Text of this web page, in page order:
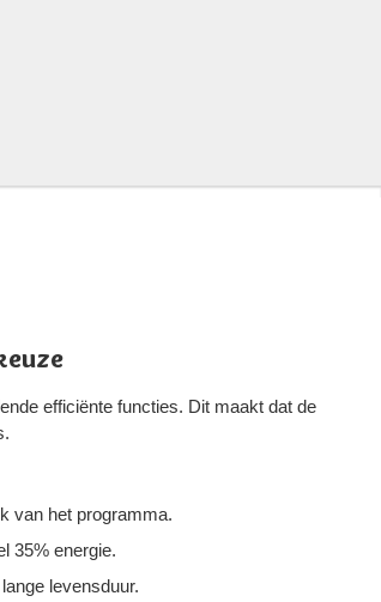
efficiënte functies. Dit maakt dat de
van het programma.
35% energie.
levensduur.